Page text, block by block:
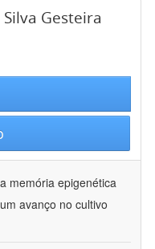
Gesteira
memória epigenética
avanço no cultivo